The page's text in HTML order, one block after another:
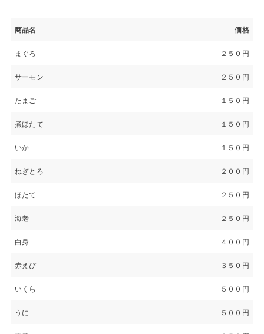
商品名 価格
まぐろ ２５０円
サーモン ２５０円
たまご １５０円
煮ほたて １５０円
いか １５０円
ねぎとろ ２００円
ほたて ２５０円
海老 ２５０円
白身 ４００円
赤えび ３５０円
いくら ５００円
うに ５００円